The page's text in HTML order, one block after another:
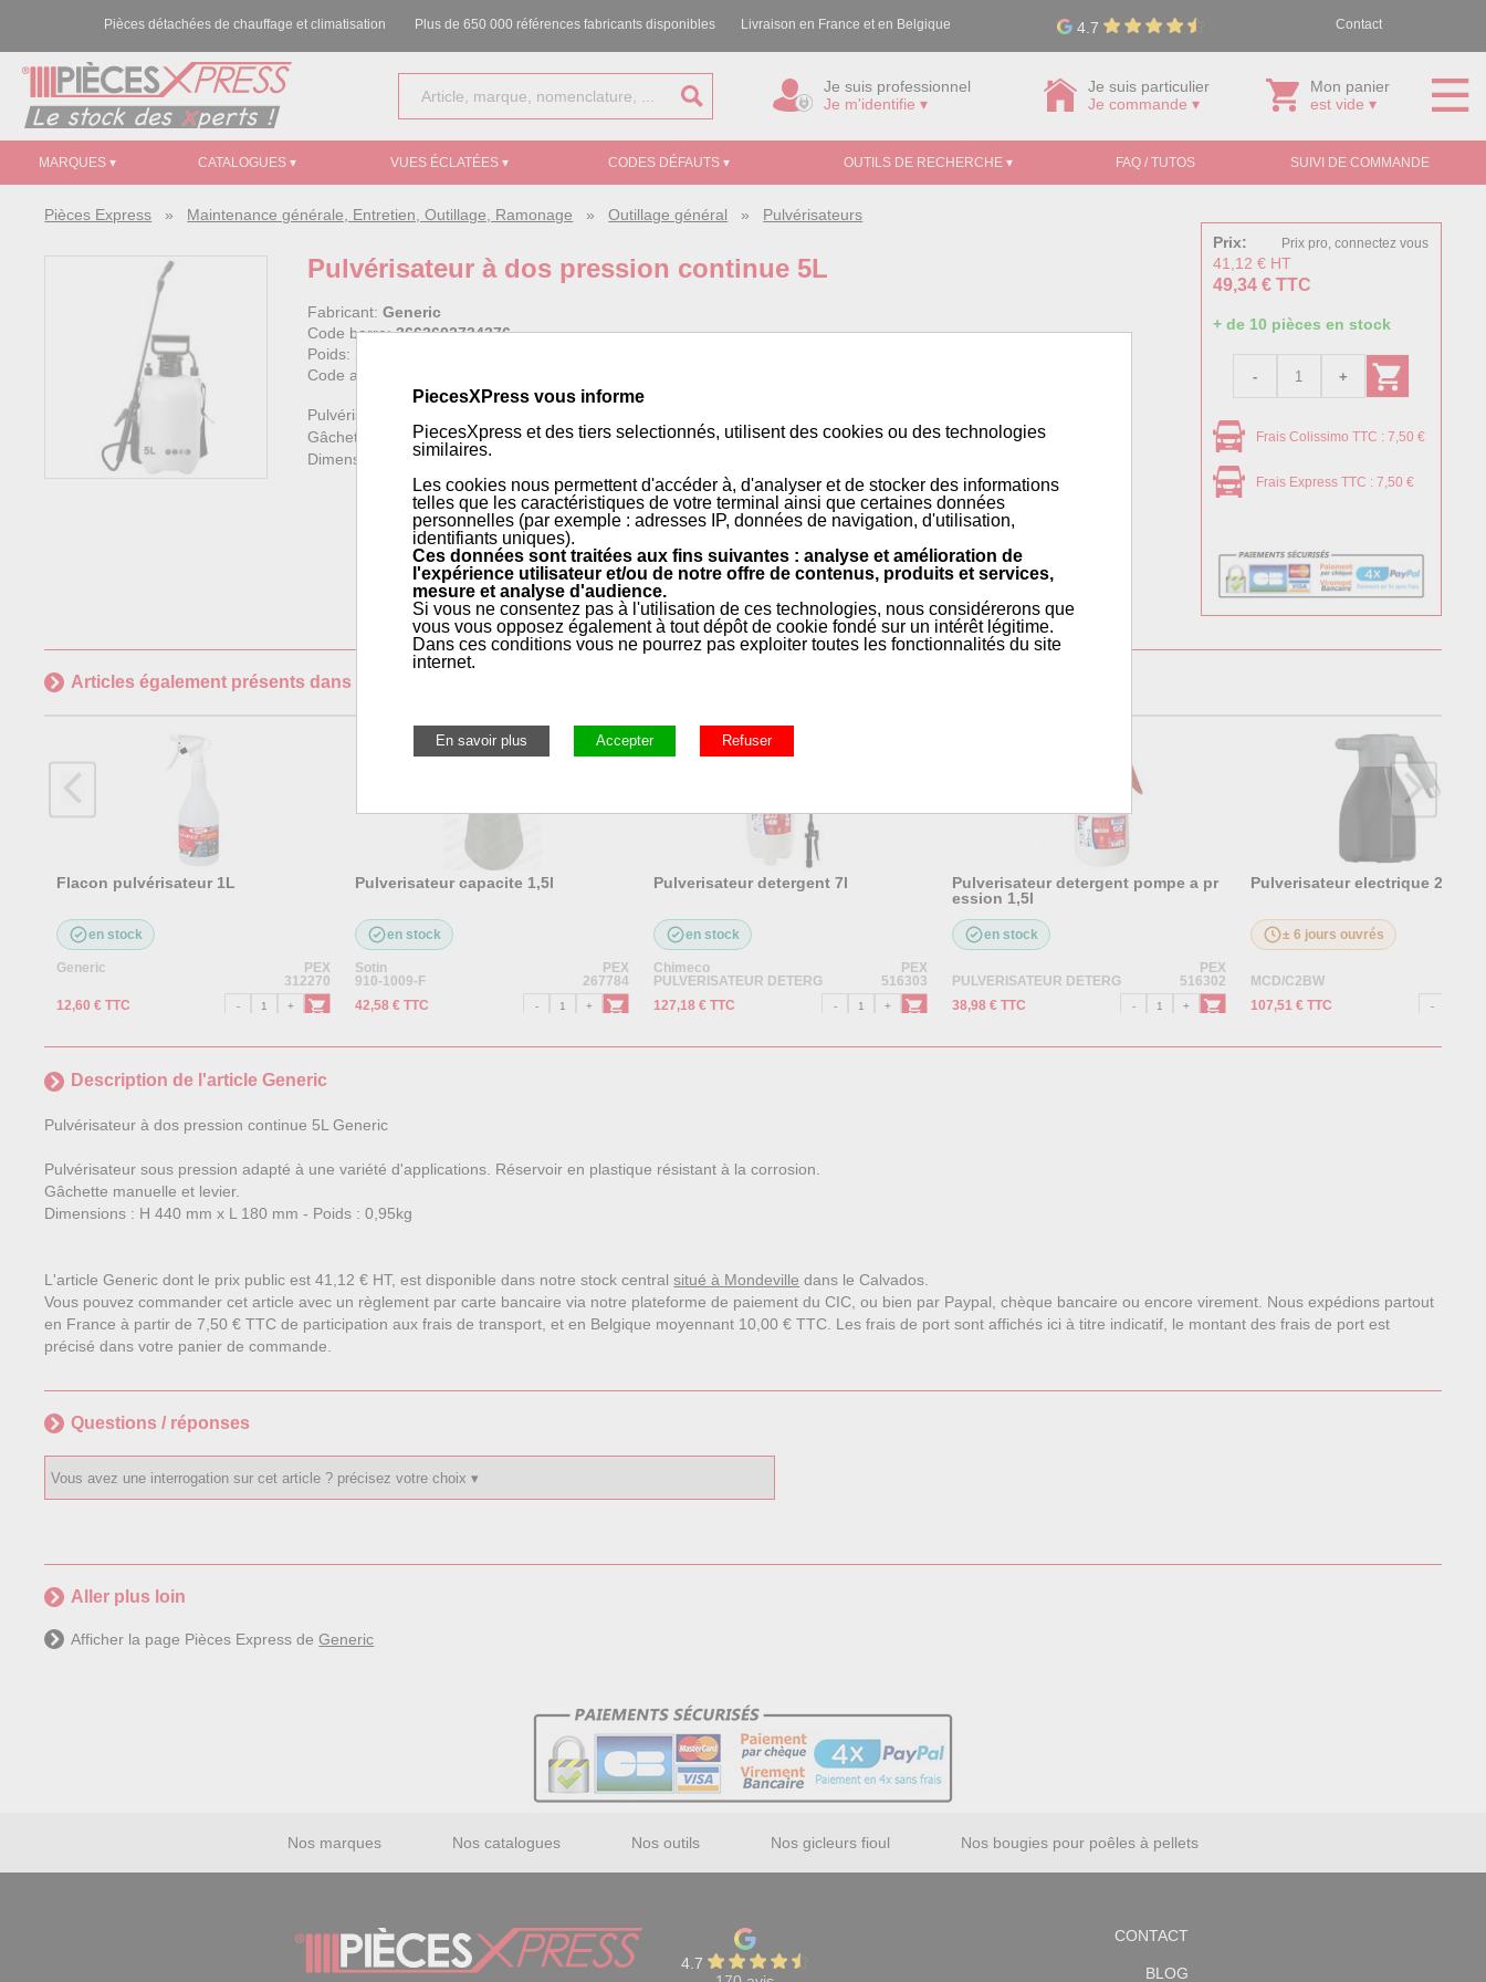
Pièces détachées de chauffage et climatisation Plus de 650 000 références fabricants disponibles Livraison en France et en Belgique 4.7 Contact
Je suis professionnel
Je m'identifie ▾
Je suis particulier
Je commande ▾
Mon panier
est vide ▾
MARQUES ▾ CATALOGUES ▾ VUES ÉCLATÉES ▾ CODES DÉFAUTS ▾ OUTILS DE RECHERCHE ▾ FAQ / TUTOS SUIVI DE COMMANDE
Pièces Express » Maintenance générale, Entretien, Outillage, Ramonage »Outillage général » Pulvérisateurs
Pulvérisateur à dos pression continue 5L
Fabricant: Generic
Code barre:3663602734376
Poids:
Code article Pièces Express:
Pulvérisateur sous pression adapté à une variété d'applications. Réservoir en plastique résistant à la corrosion.
Gâchette manuelle et levier.
Dimensions : H 440 mm x L 180 mm - Poids : 0,95kg
Prix: Prix pro, connectez vous
41,12 € HT
49,34 € TTC
+ de 10 pièces en stock
Frais Colissimo TTC : 7,50 €
Frais Express TTC : 7,50 €
Articles également présents dans
Flacon pulvérisateur 1L
en stock
Generic
PEX
312270
12,60 € TTC
Pulverisateur capacite 1,5l
en stock
Sotin
PEX
910-1009-F
267784
42,58 € TTC
Pulverisateur detergent 7l
en stock
Chimeco
PEX
PULVERISATEUR DETERG
516303
127,18 € TTC
Pulverisateur detergent pompe a pr
ession 1,5l
en stock
PEX
PULVERISATEUR DETERG
516302
38,98 € TTC
Pulverisateur electrique 2litres
± 6 jours ouvrés
MCD/C2BW
107,51 € TTC
Description de l'article Generic
Pulvérisateur à dos pression continue 5L Generic
Pulvérisateur sous pression adapté à une variété d'applications. Réservoir en plastique résistant à la corrosion.
Gâchette manuelle et levier.
Dimensions : H 440 mm x L 180 mm - Poids : 0,95kg
L'article Generic dont le prix public est 41,12 € HT, est disponible dans notre stock centralsitué à Mondeville dans le Calvados.
Vous pouvez commander cet article avec un règlement par carte bancaire via notre plateforme de paiement du CIC, ou bien par Paypal, chèque bancaire ou encore virement. Nous expédions partout
en France à partir de 7,50 € TTC de participation aux frais de transport, et en Belgique moyennant 10,00 € TTC. Les frais de port sont affichés ici à titre indicatif, le montant des frais de port est
précisé dans votre panier de commande.
Questions / réponses
Aller plus loin
Afficher la page Pièces Express deGeneric
Nos marques Nos catalogues Nos outils Nos gicleurs fioul Nos bougies pour poêles à pellets
4.7
CONTACT
BLOG
PiecesXPress vous informe
PiecesXpress et des tiers selectionnés, utilisent des cookies ou des technologies
similaires.
Les cookies nous permettent d'accéder à, d'analyser et de stocker des informations
telles que les caractéristiques de votre terminal ainsi que certaines données
personnelles (par exemple : adresses IP, données de navigation, d'utilisation,
identifiants uniques).
Ces données sont traitées aux fins suivantes : analyse et amélioration de
l'expérience utilisateur et/ou de notre offre de contenus, produits et services,
mesure et analyse d'audience.
Si vous ne consentez pas à l'utilisation de ces technologies, nous considérerons que
vous vous opposez également à tout dépôt de cookie fondé sur un intérêt légitime.
Dans ces conditions vous ne pourrez pas exploiter toutes les fonctionnalités du site
internet.